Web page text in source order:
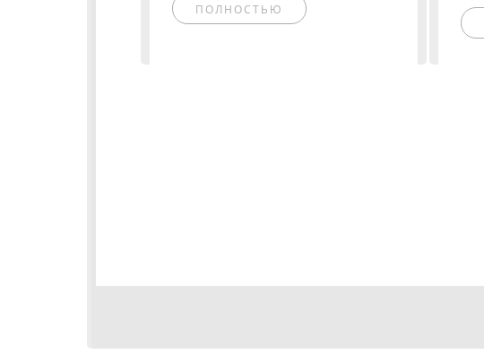
ПОЛНОСТЬЮ